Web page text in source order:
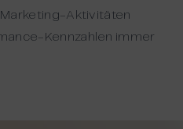
Aktivitäten
Kennzahlen immer